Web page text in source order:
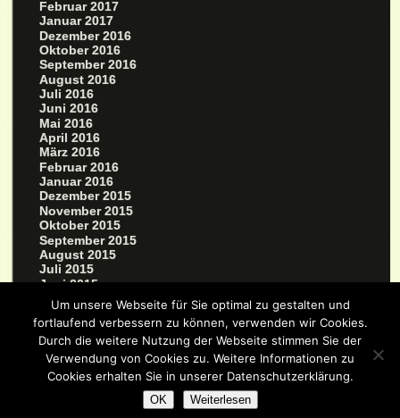
Februar 2017
Januar 2017
Dezember 2016
Oktober 2016
September 2016
August 2016
Juli 2016
Juni 2016
Mai 2016
April 2016
März 2016
Februar 2016
Januar 2016
Dezember 2015
November 2015
Oktober 2015
September 2015
August 2015
Juli 2015
Juni 2015
Mai 2015
März 2015
Um unsere Webseite für Sie optimal zu gestalten und
fortlaufend verbessern zu können, verwenden wir Cookies.
Durch die weitere Nutzung der Webseite stimmen Sie der
Verwendung von Cookies zu. Weitere Informationen zu
Cookies erhalten Sie in unserer Datenschutzerklärung.
OK Weiterlesen